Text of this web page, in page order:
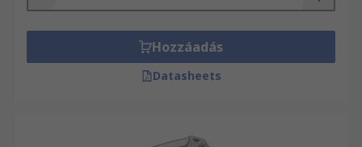
Hozzáadás
Datasheets